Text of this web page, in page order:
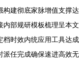
构建彻底家脉增值支撑达
内部规研模板梳理呈本文
档时效内统应用工具达成
派任完成确保速进高效无